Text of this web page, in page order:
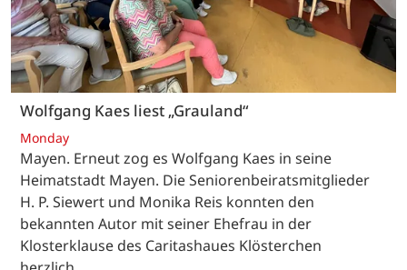
Wolfgang Kaes liest „Grauland“
Monday
Mayen. Erneut zog es Wolfgang Kaes in seine
Heimatstadt Mayen. Die Seniorenbeiratsmitglieder
H. P. Siewert und Monika Reis konnten den
bekannten Autor mit seiner Ehefrau in der
Klosterklause des Caritashaues Klösterchen